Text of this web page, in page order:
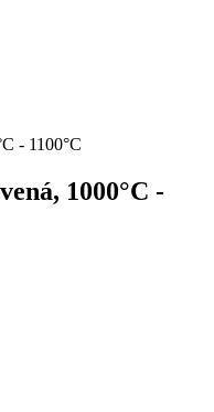
1000°C -